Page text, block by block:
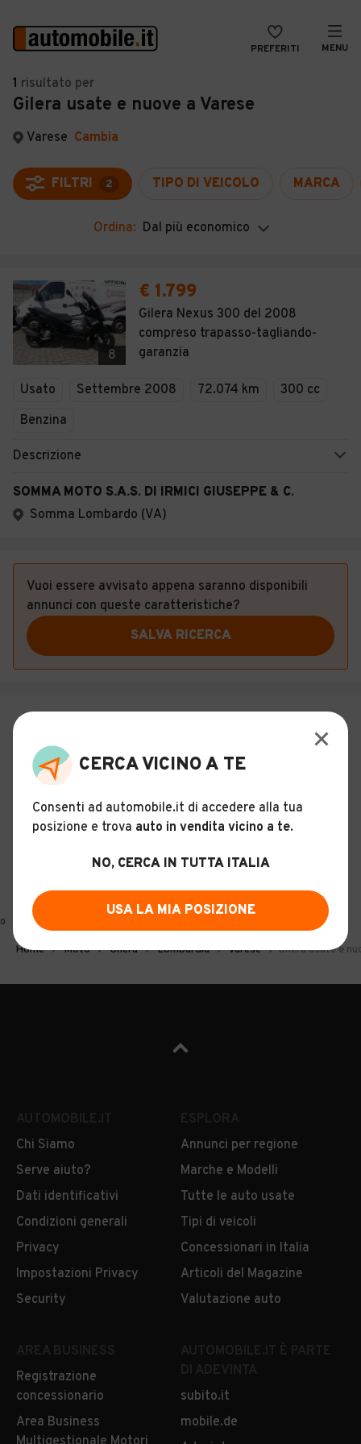
PREFERITI MENU
Auto
Auto usate
Auto Km 0
Auto Nuove
Noleggio a lungo termine
Moto
Camper
Veicoli Commerciali
VENDI
MAGAZINE
ACCEDI
1 risultato per
Gilera usate e nuove a Varese
Varese Cambia
FILTRI 2 TIPO DI VEICOLO MARCA
Ordina: Dal più economico
8
€ 1.799
Gilera Nexus 300 del 2008
compreso trapasso-tagliando-
garanzia
Usato Settembre 2008 72.074 km
300 cc
Benzina
Descrizione
SOMMA MOTO S.A.S. DI IRMICI GIUSEPPE & C.
Somma Lombardo (VA)
Vuoi essere avvisato appena saranno disponibili
annunci con queste caratteristiche?
SALVA RICERCA
0
Home Moto Gilera Lombardia Varese Gilera usate e
Chi Siamo
Serve aiuto?
Dati identificativi
Condizioni generali
Privacy
Impostazioni Privacy
Security
Annunci per regione
Marche e Modelli
Tutte le auto usate
Tipi di veicoli
Concessionari in Italia
Articoli del Magazine
Valutazione auto
Registrazione
concessionario
Area Business
subito.it
mobile.de
CERCA VICINO A TE
Consenti ad automobile.it di accedere alla tua
posizione e trova auto in vendita vicino a te.
NO, CERCA IN TUTTA ITALIA
USA LA MIA POSIZIONE